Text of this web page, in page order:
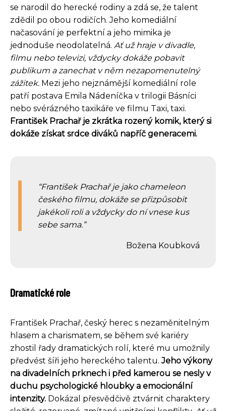
se narodil do herecké rodiny a zdá se, že talent
zdědil po obou rodičích. Jeho komediální
načasování je perfektní a jeho mimika je
jednoduše neodolatelná. Ať už hraje v divadle,
filmu nebo televizi, vždycky dokáže pobavit
publikum a zanechat v něm nezapomenutelný
zážitek. Mezi jeho nejznámější komediální role
patří postava Emila Nádeníčka v trilogii Básníci
nebo svérázného taxikáře ve filmu Taxi, taxi.
František Prachař je zkrátka rozený komik, který si
dokáže získat srdce diváků napříč generacemi.
František Prachař je jako chameleon
českého filmu, dokáže se přizpůsobit
jakékoli roli a vždycky do ní vnese kus
sebe sama.
Božena Koubková
Dramatické role
František Prachař, český herec s nezaměnitelným
hlasem a charismatem, se během své kariéry
zhostil řady dramatických rolí, které mu umožnily
předvést šíři jeho hereckého talentu.Jeho výkony
na divadelních prknech i před kamerou se nesly v
duchu psychologické hloubky a emocionální
intenzity. Dokázal přesvědčivě ztvárnit charaktery